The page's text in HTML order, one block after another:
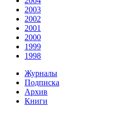
2003
2002
2001
2000
1999
1998
Журналы
Подписка
Архив
Книги